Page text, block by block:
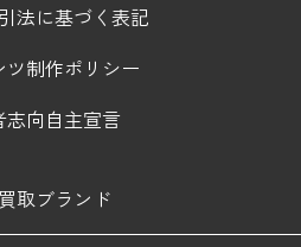
法に基づく表記
ツ制作ポリシー
志向自主宣言
取ブランド